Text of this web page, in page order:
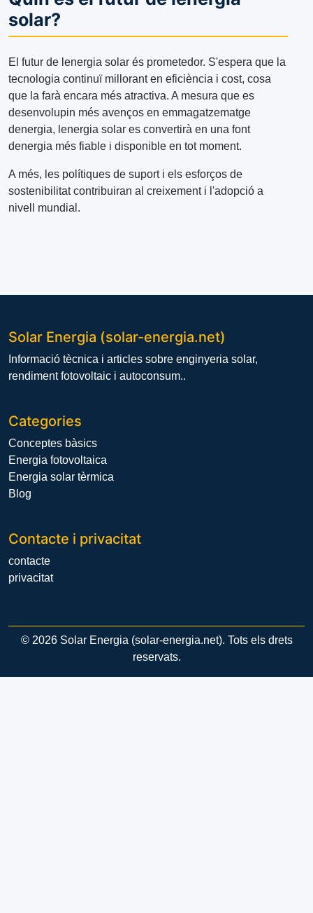
solar?
El futur de lenergia solar és prometedor. S'espera que la
tecnologia continuï millorant en eficiència i cost, cosa
que la farà encara més atractiva. A mesura que es
desenvolupin més avenços en emmagatzematge
denergia, lenergia solar es convertirà en una font
denergia més fiable i disponible en tot moment.
A més, les polítiques de suport i els esforços de
sostenibilitat contribuiran al creixement i l'adopció a
nivell mundial.
Solar Energia (solar-energia.net)
Informació tècnica i articles sobre enginyeria solar,
rendiment fotovoltaic i autoconsum..
Categories
Conceptes bàsics
Energia fotovoltaica
Energia solar tèrmica
Blog
Contacte i privacitat
contacte
privacitat
© 2026 Solar Energia (solar-energia.net). Tots els drets
reservats.